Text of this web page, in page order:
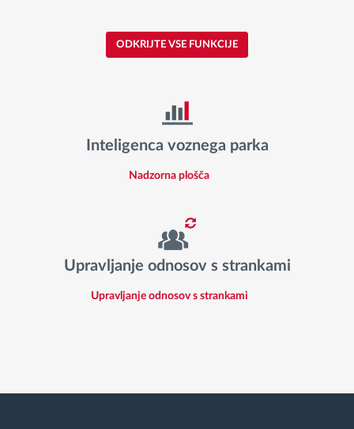
ODKRIJTE VSE FUNKCIJE
Inteligenca voznega parka
Nadzorna plošča
Upravljanje odnosov s strankami
Upravljanje odnosov s strankami